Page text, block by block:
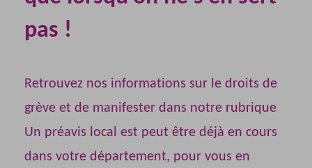
pas !
Retrouvez nos informations sur le droits de
grève et de manifester dans notre rubrique
Un préavis local est peut être déjà en cours
dans votre département, pour vous en